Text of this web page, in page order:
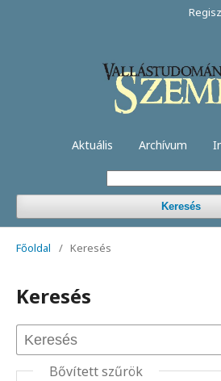
Aktuális Archívum
Keresés
Főoldal / Keresés
Keresés
Bővített szűrök